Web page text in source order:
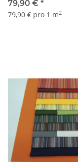
79,90 € *
79,90 € pro 1 m2